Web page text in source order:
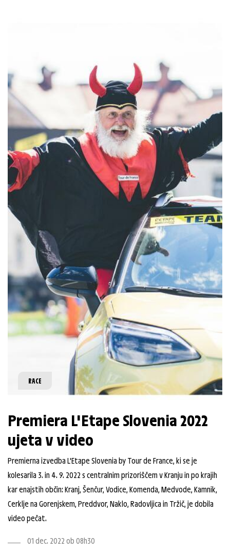
RACE
Premiera L'Etape Slovenia 2022
ujeta v video
Premierna izvedba L'Etape Slovenia by Tour de France, ki se je
kolesarila 3. in 4. 9. 2022 s centralnim prizoriščem v Kranju in po krajih
kar enajstih občin: Kranj, Šenčur, Vodice, Komenda, Medvode, Kamnik,
Cerklje na Gorenjskem, Preddvor, Naklo, Radovljica in Tržič, je dobila
video pečat.
01 dec. 2022 ob 08h30